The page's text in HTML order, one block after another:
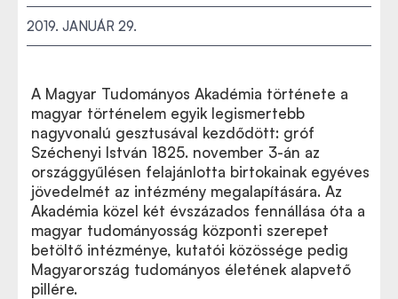
2019. JANUÁR 29.
A Magyar Tudományos Akadémia története a
magyar történelem egyik legismertebb
nagyvonalú gesztusával kezdődött: gróf
Széchenyi István 1825. november 3-án az
országgyűlésen felajánlotta birtokainak egyéves
jövedelmét az intézmény megalapítására. Az
Akadémia közel két évszázados fennállása óta a
magyar tudományosság központi szerepet
betöltő intézménye, kutatói közössége pedig
Magyarország tudományos életének alapvető
pillére.